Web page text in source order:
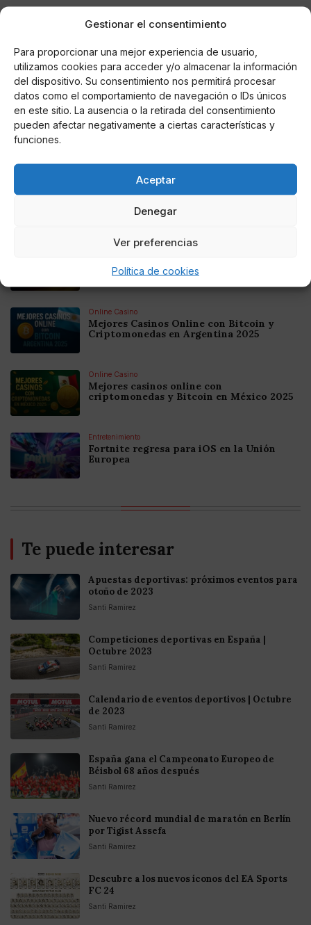
Gestionar el consentimiento
Para proporcionar una mejor experiencia de usuario,
utilizamos cookies para acceder y/o almacenar la información
del dispositivo. Su consentimiento nos permitirá procesar
datos como el comportamiento de navegación o IDs únicos
en este sitio. La ausencia o la retirada del consentimiento
pueden afectar negativamente a ciertas características y
funciones.
Aceptar
Denegar
Ver preferencias
Política de cookies
Vuelve la “BBC”¿volverá el espectáculo de los
Zidane tiene la repuesta.
Noticias relacionadas
Online Casino
Colombia 2025: Bitcoin Casinos
Online Casino
Mejores Casinos Online con Bitcoin y
Criptomonedas en Argentina 2025
Online Casino
Mejores casinos online con
criptomonedas y Bitcoin en México 2025
Entretenimiento
Fortnite regresa para iOS en la Unión
Europea
Te puede interesar
Apuestas deportivas: próximos eventos para
otoño de 2023
Santi Ramirez
Competiciones deportivas en España |
Octubre 2023
Santi Ramirez
Calendario de eventos deportivos | Octubre
de 2023
Santi Ramirez
España gana el Campeonato Europeo de
Béisbol 68 años después
Santi Ramirez
Nuevo récord mundial de maratón en Berlín
por Tigist Assefa
Santi Ramirez
Descubre a los nuevos íconos del EA Sports
FC 24
Santi Ramirez